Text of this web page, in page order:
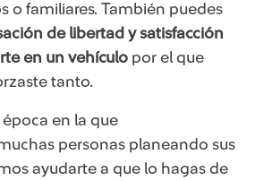
o familiares. También puedes
de libertad y satisfacción
en un vehículo por el que
tanto.
en la que
personas planeando sus
ayudarte a que lo hagas de